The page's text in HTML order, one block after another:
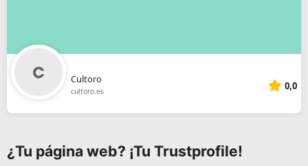
Cultoro
cultoro.es 0,0
¿Tu página web? ¡Tu Trustprofile!